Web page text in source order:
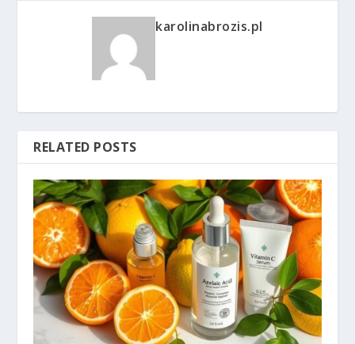
karolinabrozis.pl
RELATED POSTS